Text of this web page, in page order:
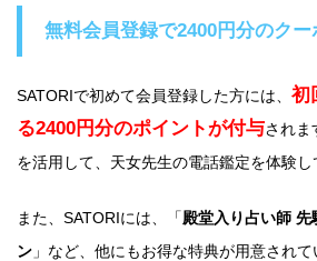
無料会員登録で2400円分のク
SATORIで初めて会員登録した方には、 初
る2400円分のポイントが付与されま
を活用して、天女先生の電話鑑定を体験し
また、SATORIには、「殿堂入り占い師
ン 」など、他にもお得な特典が用意されて